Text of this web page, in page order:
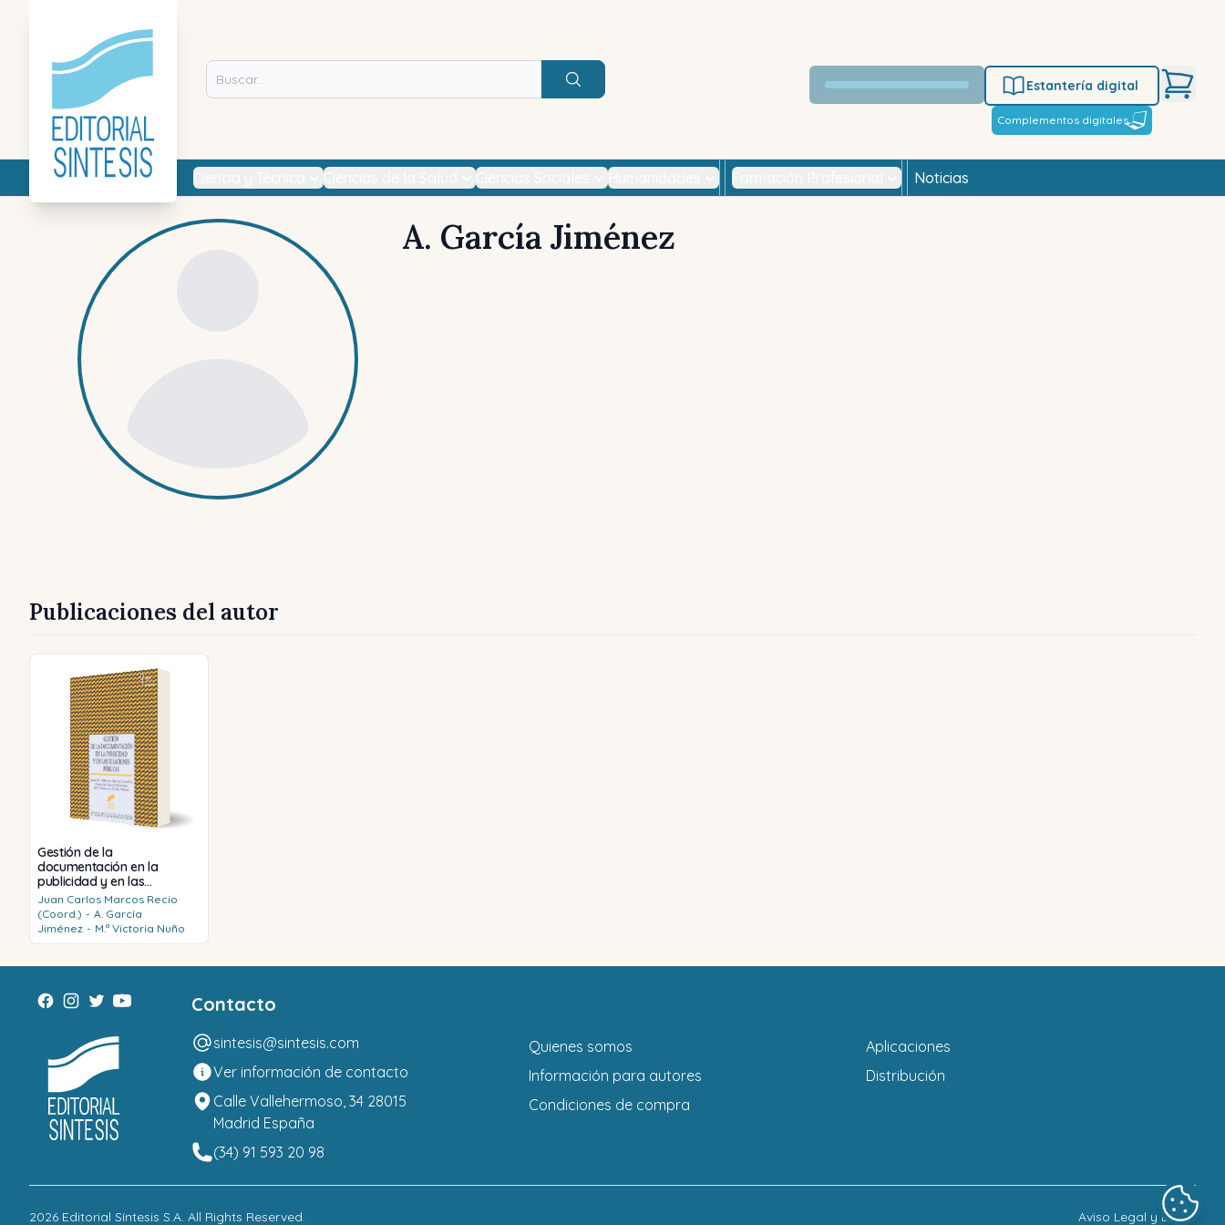
Buscar
Estantería digital
Complementos digitales
Noticias
A. García Jiménez
Publicaciones del autor
Gestión de la
documentación en la
publicidad y en las
relaciones públicas
Juan Carlos Marcos Recio
(Coord.) - A. García
Jiménez - M.ª Victoria Nuño
Contacto
sintesis@sintesis.com
Ver información de contacto
Calle Vallehermoso, 34 28015
Madrid España
(34) 91 593 20 98
Quienes somos
Información para autores
Condiciones de compra
Aplicaciones
Distribución
2026 Editorial Síntesis S.A. All Rights Reserved. Aviso Legal y LOPD